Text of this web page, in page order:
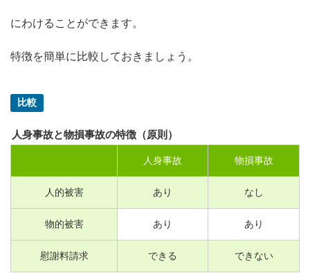
にわけることができます。
特徴を簡単に比較しておきましょう。
比較
人身事故と物損事故の特徴（原則）
人身事故 物損事故
人的被害 あり なし
物的被害 あり あり
慰謝料請求 できる できない